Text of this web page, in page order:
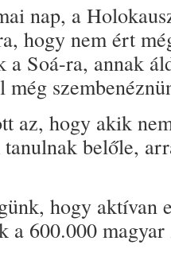
nap, a
hogy nem ért
a Soá-ra, annak
az, hogy akik
belőle,
hogy aktívan
a 600.000